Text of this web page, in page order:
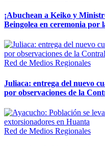
¡Abuchean a Keiko y
Beingolea en ceremonia
Red de Medios Regionales
Juliaca: entrega del nuevo
por observaciones de la
Red de Medios Regionales